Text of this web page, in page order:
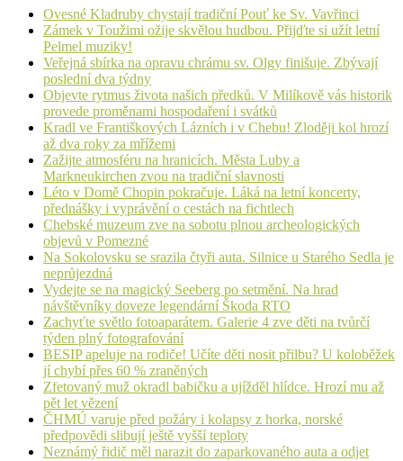
Ovesné Kladruby chystají tradiční Pouť ke Sv. Vavřinci
Zámek v Toužimi ožije skvělou hudbou. Přijďte si užít letní
Pelmel muziky!
Veřejná sbírka na opravu chrámu sv. Olgy finišuje. Zbývají
poslední dva týdny
Objevte rytmus života našich předků. V Milíkově vás historik
provede proměnami hospodaření i svátků
Kradl ve Františkových Lázních i v Chebu! Zloději kol hrozí
až dva roky za mřížemi
Zažijte atmosféru na hranicích. Města Luby a
Markneukirchen zvou na tradiční slavnosti
Léto v Domě Chopin pokračuje. Láká na letní koncerty,
přednášky i vyprávění o cestách na fichtlech
Chebské muzeum zve na sobotu plnou archeologických
objevů v Pomezné
Na Sokolovsku se srazila čtyři auta. Silnice u Starého Sedla je
neprůjezdná
Vydejte se na magický Seeberg po setmění. Na hrad
návštěvníky doveze legendární Škoda RTO
Zachyťte světlo fotoaparátem. Galerie 4 zve děti na tvůrčí
týden plný fotografování
BESIP apeluje na rodiče! Učíte děti nosit přilbu? U koloběžek
jí chybí přes 60 % zraněných
Zfetovaný muž okradl babičku a ujížděl hlídce. Hrozí mu až
pět let vězení
ČHMÚ varuje před požáry i kolapsy z horka, norské
předpovědi slibují ještě vyšší teploty
Neznámý řidič měl narazit do zaparkovaného auta a odjet